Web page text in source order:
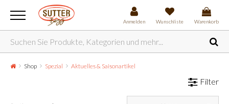
Anmelden Wunschliste Warenkorb
Shop Spezial Aktuelles & Saisonartikel
Filter